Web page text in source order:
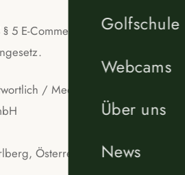
Golfschule
Webcams
Über uns
News
5 E-Commerce-Gesetz (ECG)
/ Medieninhaber
Österreich